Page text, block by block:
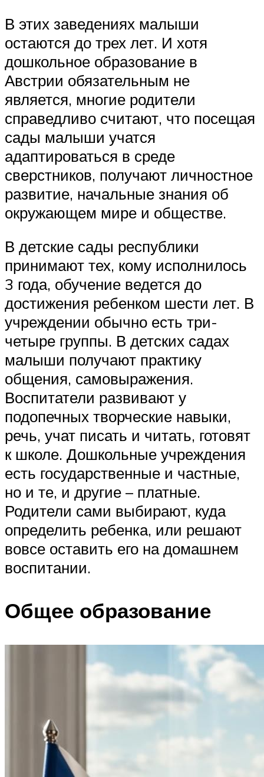
В этих заведениях малыши
остаются до трех лет. И хотя
дошкольное образование в
Австрии обязательным не
является, многие родители
справедливо считают, что посещая
сады малыши учатся
адаптироваться в среде
сверстников, получают личностное
развитие, начальные знания об
окружающем мире и обществе.
В детские сады республики
принимают тех, кому исполнилось
3 года, обучение ведется до
достижения ребенком шести лет. В
учреждении обычно есть три-
четыре группы. В детских садах
малыши получают практику
общения, самовыражения.
Воспитатели развивают у
подопечных творческие навыки,
речь, учат писать и читать, готовят
к школе. Дошкольные учреждения
есть государственные и частные,
но и те, и другие – платные.
Родители сами выбирают, куда
определить ребенка, или решают
вовсе оставить его на домашнем
воспитании.
Общее образование